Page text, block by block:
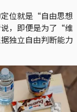
位就是“自由思想
，即便是为了“维
独立自由判断能力